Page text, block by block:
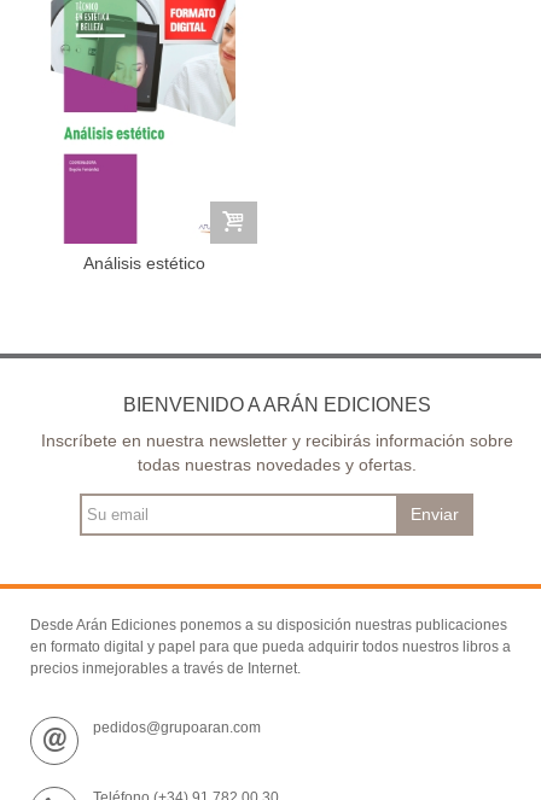
Análisis estético
BIENVENIDO A ARÁN EDICIONES
Inscríbete en nuestra newsletter y recibirás información sobre
todas nuestras novedades y ofertas.
Enviar
Desde Arán Ediciones ponemos a su disposición nuestras publicaciones
en formato digital y papel para que pueda adquirir todos nuestros libros a
precios inmejorables a través de Internet.
pedidos@grupoaran.com